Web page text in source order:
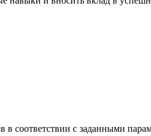
соответствии с заданными